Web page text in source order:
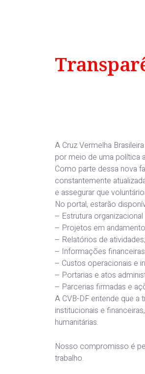
A Cruz Vermelha
por meio de uma política
Como parte dessa nova
constantemente
e assegurar que
No portal, estarão
– Estrutura
– Projetos em
– Relatórios de atividades;
– Informações
– Custos operacionais e
– Portarias e atos
– Parcerias firmadas e
A CVB-DF entende que
institucionais e
humanitárias.
Nosso compromisso é
trabalho.